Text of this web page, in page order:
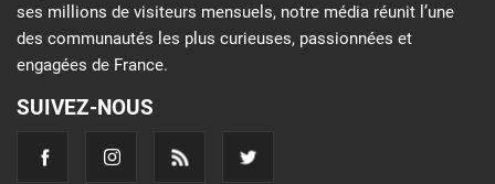
ses millions de visiteurs mensuels, notre média réunit l’une
des communautés les plus curieuses, passionnées et
engagées de France.
SUIVEZ-NOUS